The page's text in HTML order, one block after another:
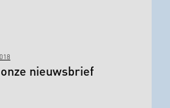
nieuwsbrief